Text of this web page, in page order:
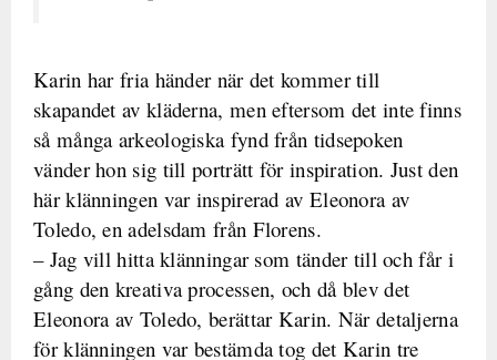
Karin har fria händer när det kommer till
skapandet av kläderna, men eftersom det inte finns
så många arkeologiska fynd från tidsepoken
vänder hon sig till porträtt för inspiration. Just den
här klänningen var inspirerad av Eleonora av
Toledo, en adelsdam från Florens.
– Jag vill hitta klänningar som tänder till och får i
gång den kreativa processen, och då blev det
Eleonora av Toledo, berättar Karin. När detaljerna
för klänningen var bestämda tog det Karin tre